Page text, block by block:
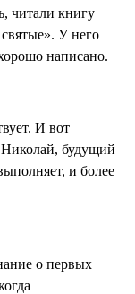
читали книгу
У него
написано.
И вот
Николай, будущий
и более
о первых